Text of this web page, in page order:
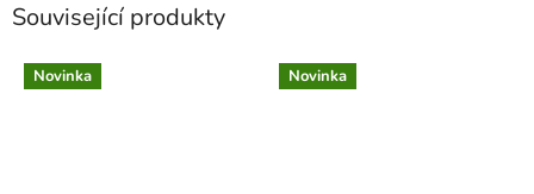
Související produkty
Novinka Novinka